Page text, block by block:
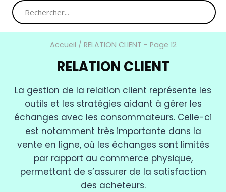
Accueil / RELATION CLIENT - Page 12
RELATION CLIENT
La gestion de la relation client représente les
outils et les stratégies aidant à gérer les
échanges avec les consommateurs. Celle-ci
est notamment très importante dans la
vente en ligne, où les échanges sont limités
par rapport au commerce physique,
permettant de s’assurer de la satisfaction
des acheteurs.